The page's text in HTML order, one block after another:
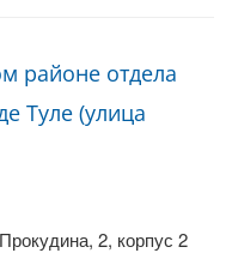
районе отдела
Туле (улица
2, корпус 2